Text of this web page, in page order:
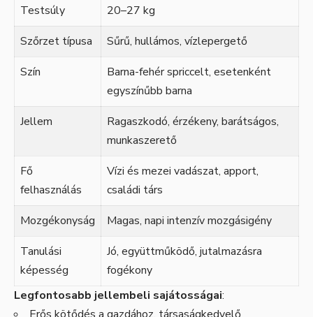
Testsúly
20–27 kg
Szőrzet típusa
Sűrű, hullámos, vízlepergető
Szín
Barna-fehér spriccelt, esetenként
egyszínűbb barna
Jellem
Ragaszkodó, érzékeny, barátságos,
munkaszerető
Fő
felhasználás
Vízi és mezei vadászat, apport,
családi társ
Mozgékonyság
Magas, napi intenzív mozgásigény
Tanulási
képesség
Jó, együttműködő, jutalmazásra
fogékony
Legfontosabb jellembeli sajátosságai: